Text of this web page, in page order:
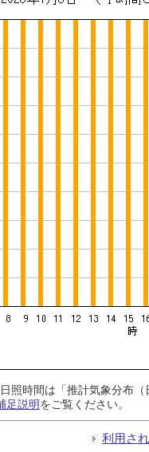
照時間は「推計気象分布
足説明をご覧ください。
利用さ